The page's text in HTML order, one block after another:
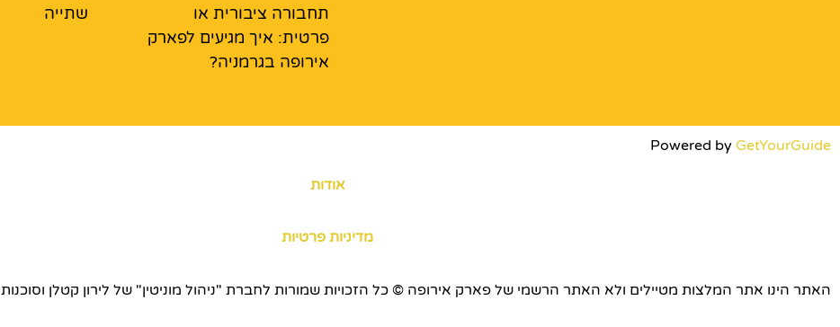
תחבורה ציבורית או
פרטית: איך מגיעים לפארק
אירופה בגרמניה?
שתייה
Powered by GetYourGuide
אודות
מדיניות פרטיות
האתר הינו אתר המלצות מטיילים ולא האתר הרשמי של פארק אירופה © כל הזכויות שמורות לחברת "ניהול מוניטין" של לירון קטלן וסוכנות TRAVELERS.CO.IL